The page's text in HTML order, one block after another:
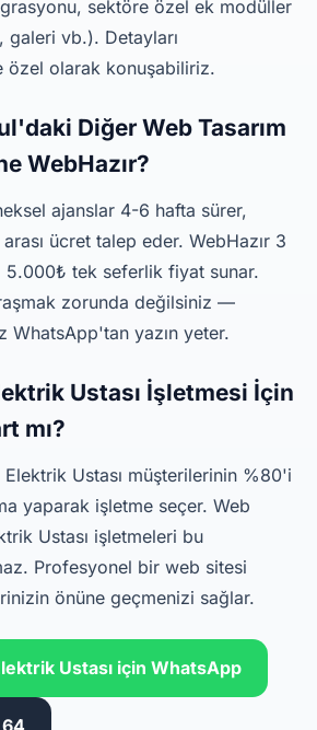
sektöre özel ek modüller
galeri vb.). Detayları
özel olarak konuşabiliriz.
Diğer Web Tasarım
WebHazır?
ajanslar 4-6 hafta sürer,
ücret talep eder. WebHazır 3
5.000₺ tek seferlik fiyat sunar.
zorunda değilsiniz —
WhatsApp'tan yazın yeter.
Ustası İşletmesi İçin
mı?
Ustası müşterilerinin %80'i
yaparak işletme seçer. Web
Ustası işletmeleri bu
Profesyonel bir web sitesi
önüne geçmenizi sağlar.
Ustası için WhatsApp
64